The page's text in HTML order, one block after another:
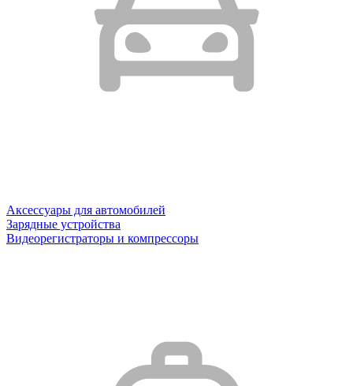
Аксессуары для автомобилей
Зарядные устройства
Видеорегистраторы и компрессоры